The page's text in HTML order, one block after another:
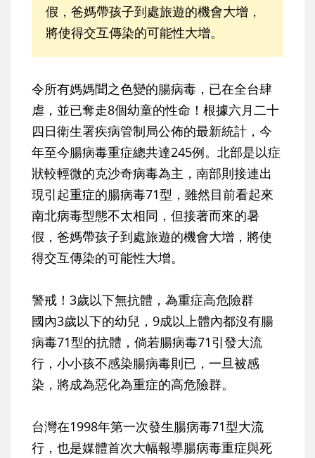
假，爸媽帶孩子到處旅遊的機會大增，
將使得交互傳染的可能性大增。
令所有媽媽聞之色變的腸病毒，已在全台肆
虐，並已奪走8個幼童的性命！根據六月二十
四日衛生署疾病管制局公佈的最新統計，今
年至今腸病毒重症總共達245例。北部是以症
狀較輕微的克沙奇病毒為主，南部則接連出
現引起重症的腸病毒71型，雖然目前看起來
南北病毒型態不太相同，但接著而來的暑
假，爸媽帶孩子到處旅遊的機會大增，將使
得交互傳染的可能性大增。
警戒！3歲以下無抗體，為重症高危險群
國內3歲以下的幼兒，9成以上體內都沒有腸
病毒71型的抗體，倘若腸病毒71引發大流
行，小小孩不感染腸病毒則已，一旦被感
染，將成為惡化為重症的高危險群。
台灣在1998年第一次發生腸病毒71型大流
行，也是媒體首次大幅報導腸病毒重症與死